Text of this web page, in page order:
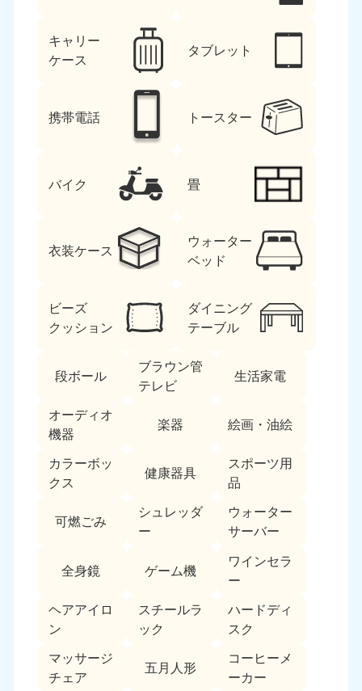
キャリー
ケース
タブレット
携帯電話 トースター
バイク 畳
衣装ケース
ウォーター
ベッド
ビーズ
クッション
ダイニング
テーブル
段ボール
ブラウン管
テレビ
生活家電
オーディオ
機器
楽器 絵画・油絵
カラーボッ
クス
健康器具
スポーツ用
品
可燃ごみ
シュレッダ
ー
ウォーター
サーバー
全身鏡 ゲーム機
ワインセラ
ー
ヘアアイロ
ン
スチールラ
ック
ハードディ
スク
マッサージ
チェア
五月人形
コーヒーメ
ーカー
北海道・東北
050-1881-5277
9:00〜19:00 年中無休
050-1881-5276
9:00〜19:00 年中無休
岩手県
9:00〜19:00 年中無休 9:00〜19:00 年中無休
050-1881-5273
9:00〜19:00 年中無休
050-1881-5272
9:00〜19:00 年中無休